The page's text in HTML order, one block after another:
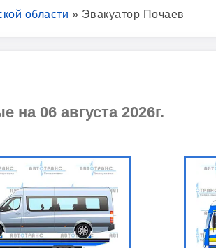
области » Эвакуатор Почаев
на 06 августа 2026г.